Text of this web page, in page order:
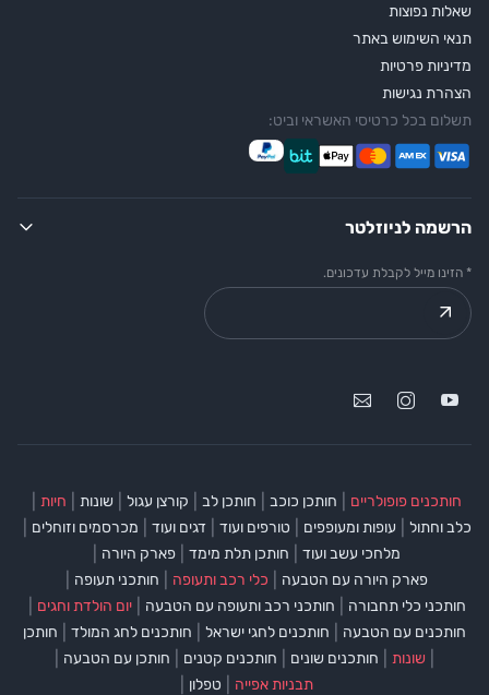
שאלות נפוצות
תנאי השימוש באתר
מדיניות פרטיות
הצהרת נגישות
תשלום בכל כרטיסי האשראי וביט:
הרשמה לניוזלטר
* הזינו מייל לקבלת עדכונים.
חותכנים פופולריים חותכן כוכב חותכן לב קורצן עגול שונות חיות
כלב וחתול עופות ומעופפים טורפים ועוד דגים ועוד מכרסמים וזוחלים
מלחכי עשב ועוד חותכן תלת מימד פארק היורה
פארק היורה עם הטבעה כלי רכב ותעופה חותכני תעופה
חותכני כלי תחבורה חותכני רכב ותעופה עם הטבעה יום הולדת וחגים
חותכנים עם הטבעה חותכנים לחגי ישראל חותכנים לחג המולד חותכן
שונות חותכנים שונים חותכנים קטנים חותכן עם הטבעה
תבניות אפייה טפלון